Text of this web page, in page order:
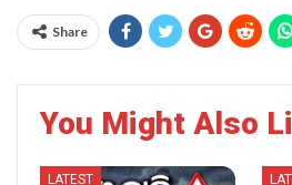
Share
You Might Also
LATEST